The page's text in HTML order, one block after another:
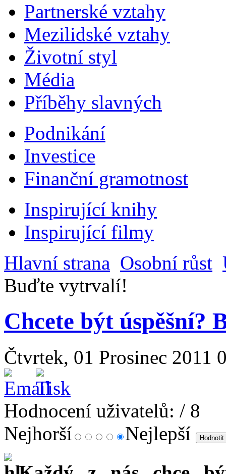
Partnerské vztahy
Mezilidské vztahy
Životní styl
Média
Příběhy slavných
Podnikání
Investice
Finanční gramotnost
Inspirující knihy
Inspirující filmy
Hlavní strana Osobní růst
Buďte vytrvalí!
Chcete být
Čtvrtek, 01 Prosinec 2011
Hodnocení uživatelů: / 8
Nejhorší
Nejlepší